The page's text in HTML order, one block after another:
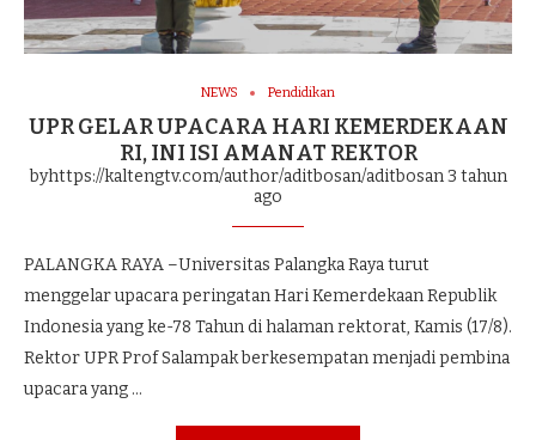
NEWS Pendidikan
UPR GELAR UPACARA HARI KEMERDEKAAN
RI, INI ISI AMANAT REKTOR
byhttps://kaltengtv.com/author/aditbosan/aditbosan3 tahun
ago
PALANGKA RAYA –Universitas Palangka Raya turut
menggelar upacara peringatan Hari Kemerdekaan Republik
Indonesia yang ke-78 Tahun di halaman rektorat, Kamis (17/8).
Rektor UPR Prof Salampak berkesempatan menjadi pembina
upacara yang …